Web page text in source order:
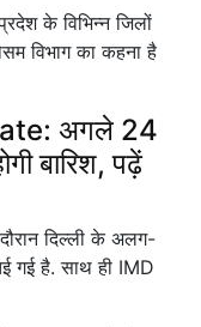
के विभिन्न जिलों
विभाग का कहना है
अगले 24
बारिश, पढ़ें
दिल्ली के अलग-
गई है. साथ ही IMD